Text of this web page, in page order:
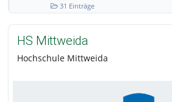
31 Einträge
HS Mittweida
Hochschule Mittweida